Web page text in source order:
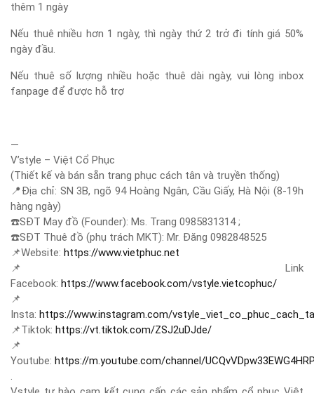
thêm 1 ngày
Nếu thuê nhiều hơn 1 ngày, thì ngày thứ 2 trở đi tính giá 50%
ngày đầu.
Nếu thuê số lượng nhiều hoặc thuê dài ngày, vui lòng inbox
fanpage để được hỗ trợ
—
V’style – Việt Cổ Phục
(Thiết kế và bán sẵn trang phục cách tân và truyền thống)
📍 Địa chỉ: SN 3B, ngõ 94 Hoàng Ngân, Cầu Giấy, Hà Nội (8-19h
hàng ngày)
☎️SĐT May đồ (Founder): Ms. Trang 0985831314 ;
☎️SĐT Thuê đồ (phụ trách MKT): Mr. Đăng 0982848525
📌Website: https://www.vietphuc.net
📌 Link
Facebook: https://www.facebook.com/vstyle.vietcophuc/
📌
Insta: https://www.instagram.com/
📌Tiktok: https://vt.tiktok.com/ZSJ2uDJde/
📌
Youtube: https://m.youtube.com/channel/
.